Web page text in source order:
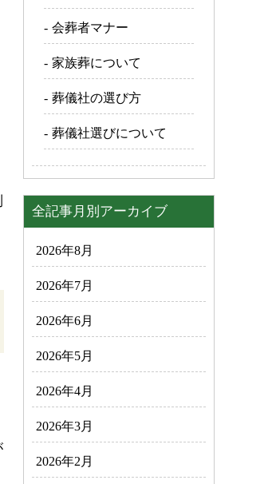
会葬者マナー
家族葬について
葬儀社の選び方
葬儀社選びについて
全記事月別アーカイブ
2026年8月
2026年7月
2026年6月
2026年5月
2026年4月
2026年3月
2026年2月